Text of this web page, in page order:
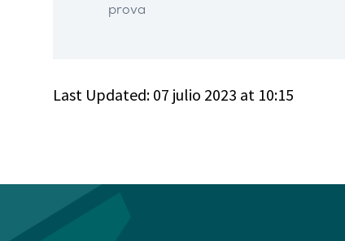
prova
Last Updated: 07 julio 2023 at 10:15